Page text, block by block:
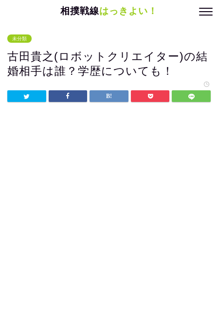
相撲戦線はっきよい！
未分類
古田貴之(ロボットクリエイター)の結
婚相手は誰？学歴についても！